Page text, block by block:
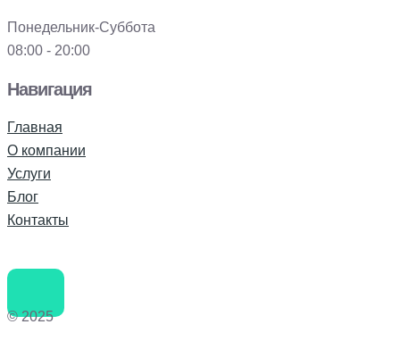
Понедельник-Суббота
08:00 - 20:00
Навигация
Главная
О компании
Услуги
Блог
Контакты
© 2025